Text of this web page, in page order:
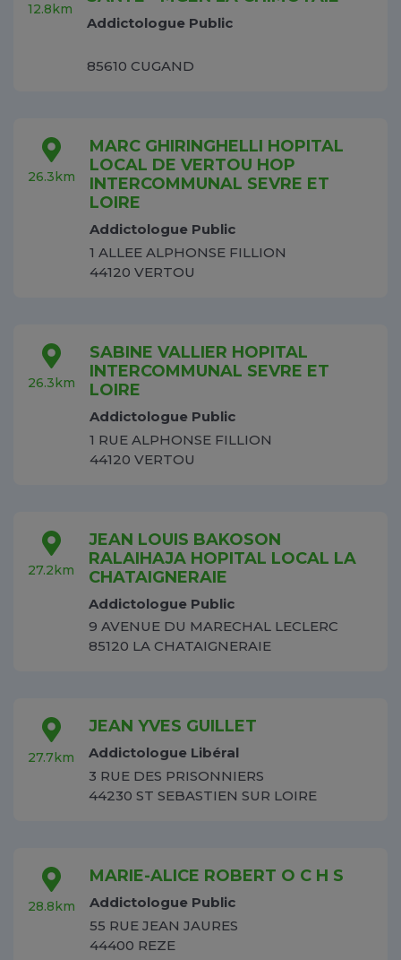
12.8km
Addictologue Public
85610 CUGAND
26.3km
MARC GHIRINGHELLI HOPITAL
LOCAL DE VERTOU HOP
INTERCOMMUNAL SEVRE ET
LOIRE
Addictologue Public
1 ALLEE ALPHONSE FILLION
44120 VERTOU
26.3km
SABINE VALLIER HOPITAL
INTERCOMMUNAL SEVRE ET
LOIRE
Addictologue Public
1 RUE ALPHONSE FILLION
44120 VERTOU
27.2km
JEAN LOUIS BAKOSON
RALAIHAJA HOPITAL LOCAL LA
CHATAIGNERAIE
Addictologue Public
9 AVENUE DU MARECHAL LECLERC
85120 LA CHATAIGNERAIE
27.7km
JEAN YVES GUILLET
Addictologue Libéral
3 RUE DES PRISONNIERS
44230 ST SEBASTIEN SUR LOIRE
28.8km
MARIE-ALICE ROBERT O C H S
Addictologue Public
55 RUE JEAN JAURES
44400 REZE